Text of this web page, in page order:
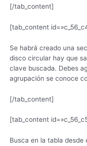
[/tab_content]
[tab_content
Se habrá creado una
disco circular hay que
clave buscada. Debes
agrupación se conoce
[/tab_content]
[tab_content
Busca en la tabla